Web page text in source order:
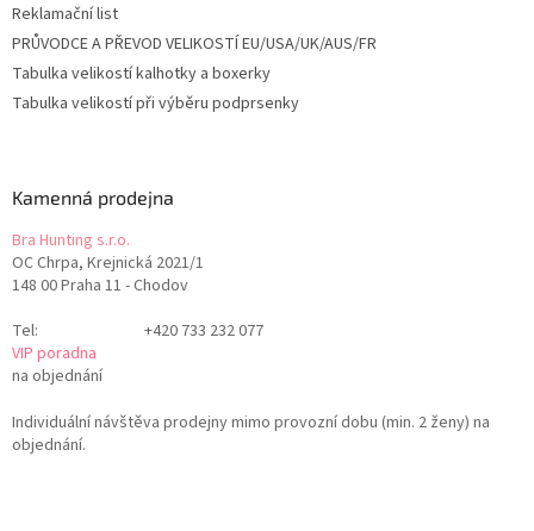
Reklamační list
PRŮVODCE A PŘEVOD VELIKOSTÍ EU/USA/UK/AUS/FR
Tabulka velikostí kalhotky a boxerky
Tabulka velikostí při výběru podprsenky
Kamenná prodejna
Bra Hunting s.r.o.
OC Chrpa, Krejnická 2021/1
148 00 Praha 11 - Chodov
Tel:
+420 733 232 077
VIP poradna
na objednání
Individuální návštěva prodejny mimo provozní dobu (min. 2 ženy) na
objednání.